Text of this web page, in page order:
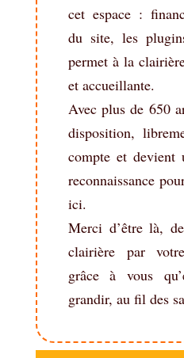
cet espace :
du site, les
permet à la
et accueillante.
Avec plus de 650
disposition,
compte et devient
reconnaissance
ici.
Merci d’être là,
clairière par
grâce à vous
grandir, au fil des